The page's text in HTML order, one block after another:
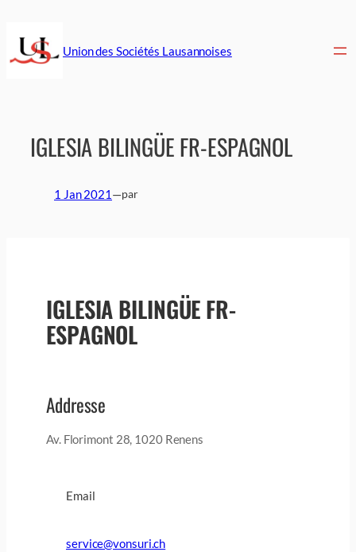
contenu
Union des Sociétés Lausannoises
IGLESIA BILINGÜE FR-ESPAGNOL
1 Jan 2021 —par
IGLESIA BILINGÜE FR-
ESPAGNOL
Addresse
Av. Florimont 28, 1020 Renens
Email
service@vonsuri.ch